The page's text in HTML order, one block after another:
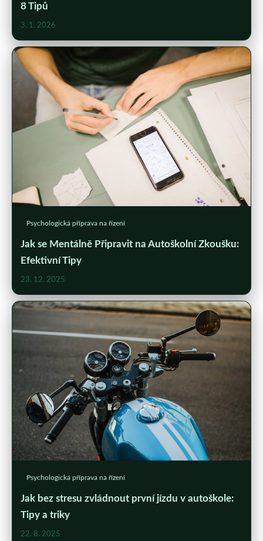
8 Tipů
3. 1. 2026
Psychologická příprava na řízení
Jak se Mentálně Připravit na Autoškolní Zkoušku:
Efektivní Tipy
23. 12. 2025
Psychologická příprava na řízení
Jak bez stresu zvládnout první jízdu v autoškole:
Tipy a triky
22. 8. 2025